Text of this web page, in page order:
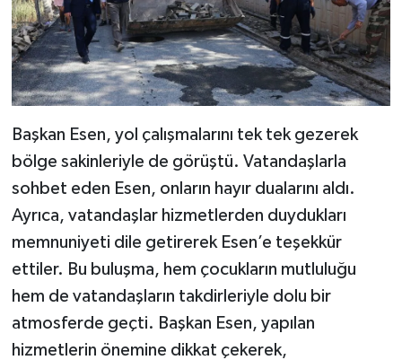
Başkan Esen, yol çalışmalarını tek tek gezerek
bölge sakinleriyle de görüştü. Vatandaşlarla
sohbet eden Esen, onların hayır dualarını aldı.
Ayrıca, vatandaşlar hizmetlerden duydukları
memnuniyeti dile getirerek Esen’e teşekkür
ettiler. Bu buluşma, hem çocukların mutluluğu
hem de vatandaşların takdirleriyle dolu bir
atmosferde geçti. Başkan Esen, yapılan
hizmetlerin önemine dikkat çekerek,